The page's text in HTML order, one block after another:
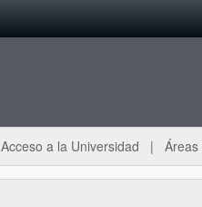
Acceso a la Universidad